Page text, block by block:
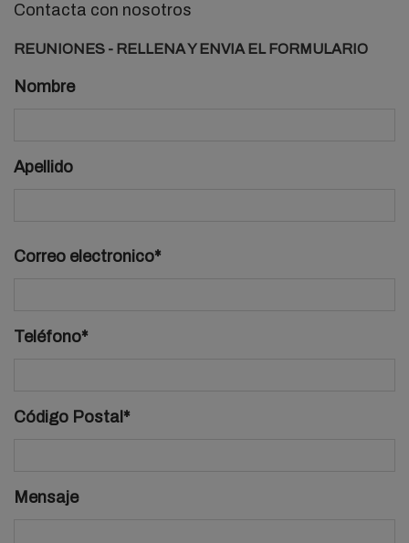
Contacta con nosotros
REUNIONES - RELLENA Y ENVIA EL FORMULARIO
Nombre
Apellido
Correo electronico*
Teléfono*
Código Postal*
Mensaje